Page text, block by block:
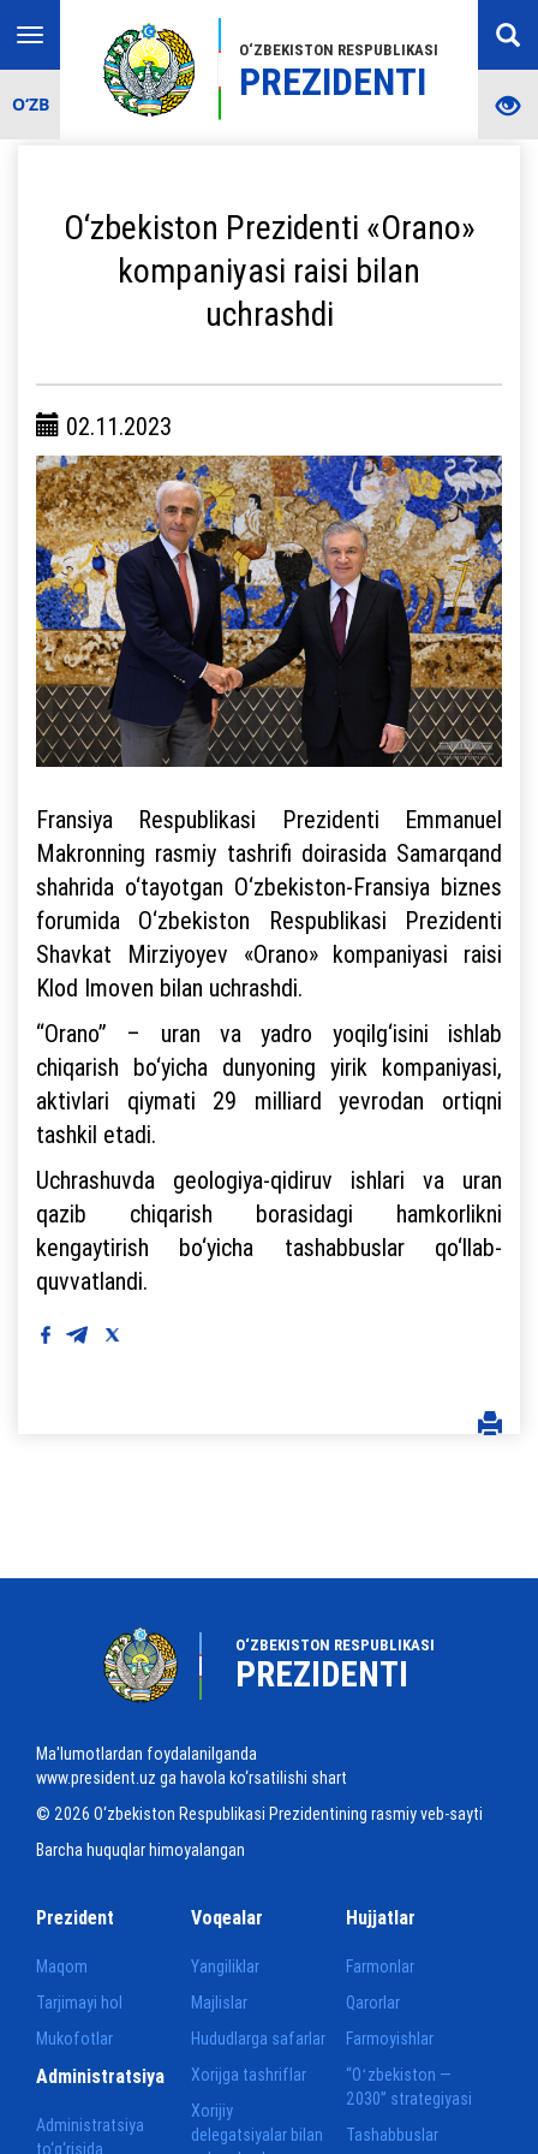
O‘ZBEKISTON RESPUBLIKASI
PREZIDENTI
Toggle
navigation
O‘ZB
O‘zbekiston Prezidenti «Orano»
kompaniyasi raisi bilan
uchrashdi
02.11.2023
Fransiya Respublikasi Prezidenti Emmanuel
Makronning rasmiy tashrifi doirasida Samarqand
shahrida o‘tayotgan O‘zbekiston-Fransiya biznes
forumida O‘zbekiston Respublikasi Prezidenti
Shavkat Mirziyoyev «Orano» kompaniyasi raisi
Klod Imoven bilan uchrashdi.
“Orano” – uran va yadro yoqilg‘isini ishlab
chiqarish bo‘yicha dunyoning yirik kompaniyasi,
aktivlari qiymati 29 milliard yevrodan ortiqni
tashkil etadi.
Uchrashuvda geologiya-qidiruv ishlari va uran
qazib chiqarish borasidagi hamkorlikni
kengaytirish bo‘yicha tashabbuslar qo‘llab-
quvvatlandi.
O‘ZBEKISTON RESPUBLIKASI
PREZIDENTI
Ma'lumotlardan foydalanilganda
www.president.uz ga havola ko‘rsatilishi shart
© 2026 O‘zbekiston Respublikasi Prezidentining rasmiy veb-sayti
Barcha huquqlar himoyalangan
Prezident
Maqom
Tarjimayi hol
Mukofotlar
Voqealar
Yangiliklar
Majlislar
Hududlarga safarlar
Xorijga tashriflar
Xorijiy
delegatsiyalar bilan
Hujjatlar
Farmonlar
Qarorlar
Farmoyishlar
“Oʻzbekiston —
2030” strategiyasi
Tashabbuslar
Administratsiya
Administratsiya
to‘g‘risida